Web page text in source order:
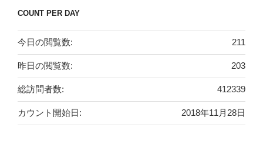
COUNT PER DAY
211
今日の閲覧数:
203
昨日の閲覧数:
412339
総訪問者数:
2018年11月28日
カウント開始日: